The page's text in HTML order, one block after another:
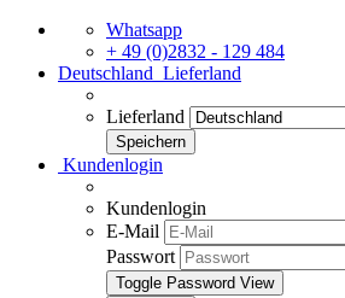
Whatsapp
+ 49 (0)2832 - 129 484
Deutschland Lieferland
Lieferland
Kundenlogin
Kundenlogin
E-Mail
Passwort
Toggle Password View